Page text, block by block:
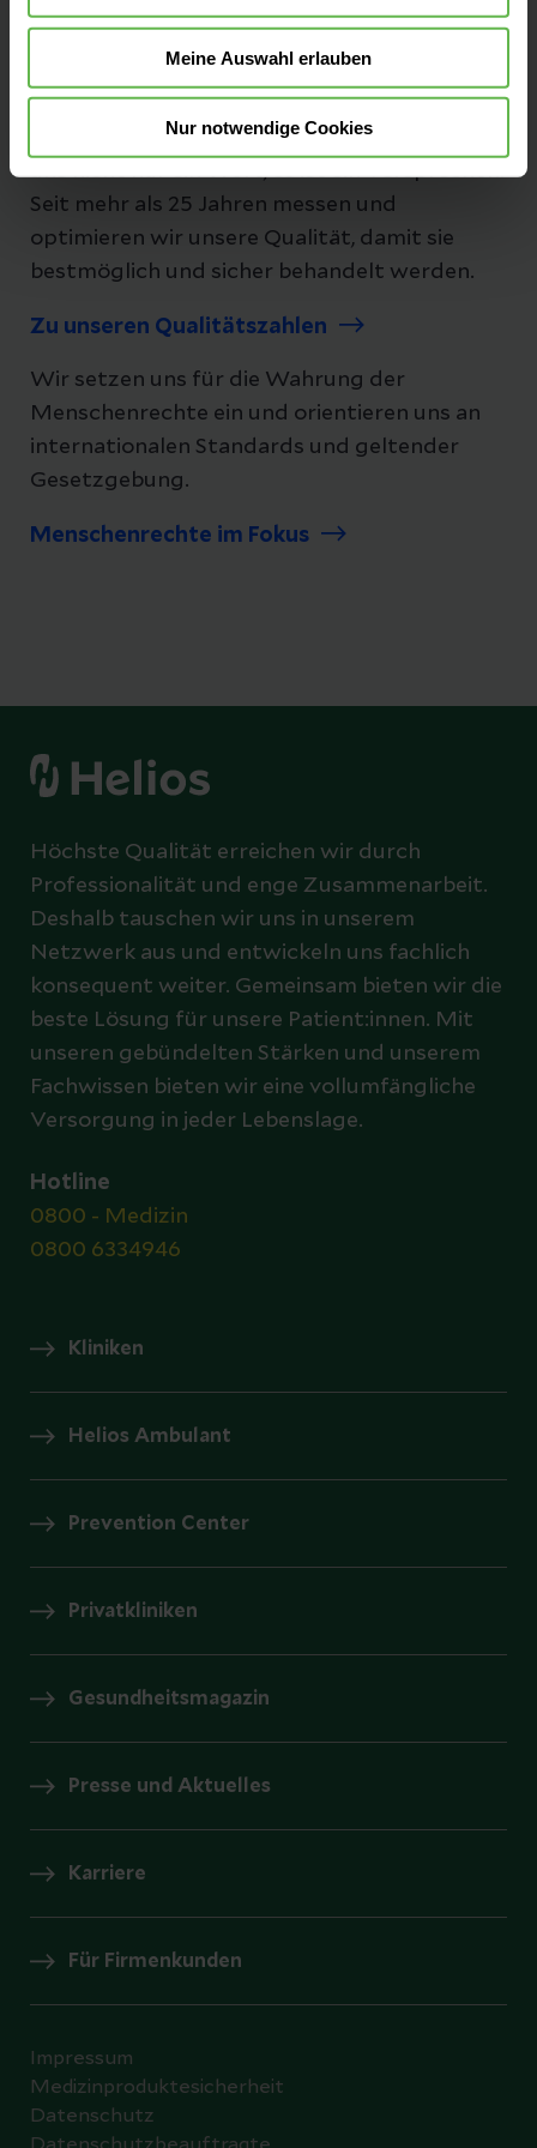
Meine Auswahl erlauben
Nur notwendige Cookies
Unsere Qualität
"Besser geht immer!", daher ist Qualität bei
uns nicht nur ein Wort, es ist ein Versprechen.
Seit mehr als 25 Jahren messen und
optimieren wir unsere Qualität, damit sie
bestmöglich und sicher behandelt werden.
Zu unseren Qualitätszahlen
Wir setzen uns für die Wahrung der
Menschenrechte ein und orientieren uns an
internationalen Standards und geltender
Gesetzgebung.
Menschenrechte im Fokus
Höchste Qualität erreichen wir durch
Professionalität und enge Zusammenarbeit.
Deshalb tauschen wir uns in unserem
Netzwerk aus und entwickeln uns fachlich
konsequent weiter. Gemeinsam bieten wir die
beste Lösung für unsere Patient:innen. Mit
unseren gebündelten Stärken und unserem
Fachwissen bieten wir eine vollumfängliche
Versorgung in jeder Lebenslage.
Hotline
0800 - Medizin
0800 6334946
Kliniken
Helios Ambulant
Prevention Center
Privatkliniken
Gesundheitsmagazin
Presse und Aktuelles
Karriere
Für Firmenkunden
Impressum
Medizinproduktesicherheit
Datenschutz